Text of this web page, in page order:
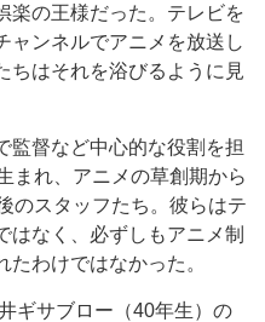
楽の王様だった。テレビを
ャンネルでアニメを放送し
ちはそれを浴びるように見
督など中心的な役割を担
まれ、アニメの草創期から
のスタッフたち。彼らはテ
はなく、必ずしもアニメ制
わけではなかった。
ギサブロー（40年生）の